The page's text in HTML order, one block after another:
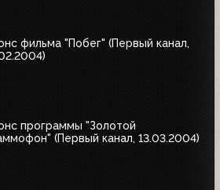
фильма "Побег" (Первый канал,
программы "Золотой
(Первый канал, 13.03.2004)